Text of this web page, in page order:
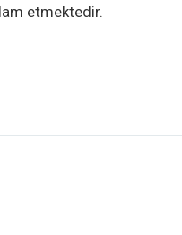
etmektedir.